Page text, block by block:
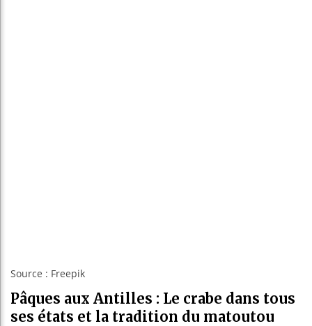
Source : Freepik
Pâques aux Antilles : Le crabe dans tous
ses états et la tradition du matoutou